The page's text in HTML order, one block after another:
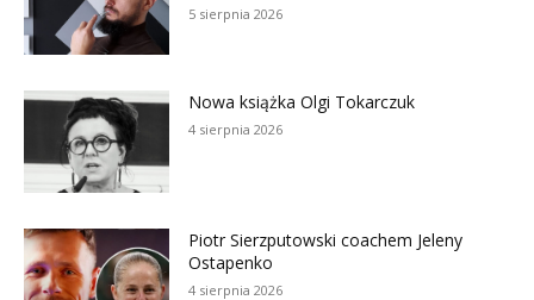
5 sierpnia 2026
Nowa książka Olgi Tokarczuk
4 sierpnia 2026
Piotr Sierzputowski coachem Jeleny
Ostapenko
4 sierpnia 2026